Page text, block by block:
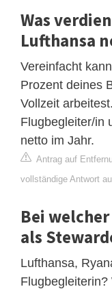
Was
Lufthansa
Vereinfacht
Prozent deines
Vollzeit
Flugbegleiter/in
netto im Jahr.
Antrag auf
vollständige Antwort
Bei
als
Lufthansa,